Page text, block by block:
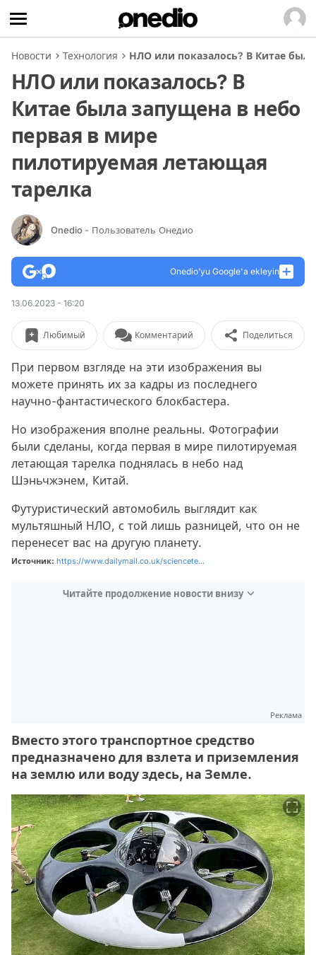
Новости Технология НЛО или показалось? В Китае
НЛО или показалось? В
Китае была запущена в небо
первая в мире
пилотируемая летающая
тарелка
Onedio - Пользователь Онедио
Onedio’yu Google'a ekleyin
13.06.2023 - 16:20
Любимый Комментарий Поделиться
При первом взгляде на эти изображения вы
можете принять их за кадры из последнего
научно-фантастического блокбастера.
Но изображения вполне реальны. Фотографии
были сделаны, когда первая в мире пилотируемая
летающая тарелка поднялась в небо над
Шэньчжэнем, Китай.
Футуристический автомобиль выглядит как
мультяшный НЛО, с той лишь разницей, что он не
перенесет вас на другую планету.
Источник: https://www.dailymail.co.uk/sciencete...
Читайте продолжение новости внизу
Реклама
Вместо этого транспортное средство
предназначено для взлета и приземления
на землю или воду здесь, на Земле.